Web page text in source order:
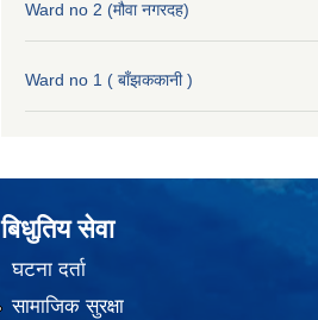
Ward no 2 (मौवा नगरदह)
Ward no 1 ( बाँझककानी )
बिधुतिय सेवा
घटना दर्ता
सामाजिक सुरक्षा